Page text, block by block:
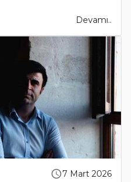
Devamı..
7 Mart 2026